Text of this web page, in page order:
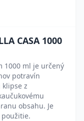
CASA 1000
1000 ml je určený
potravín
klipse z
obsahu. Je